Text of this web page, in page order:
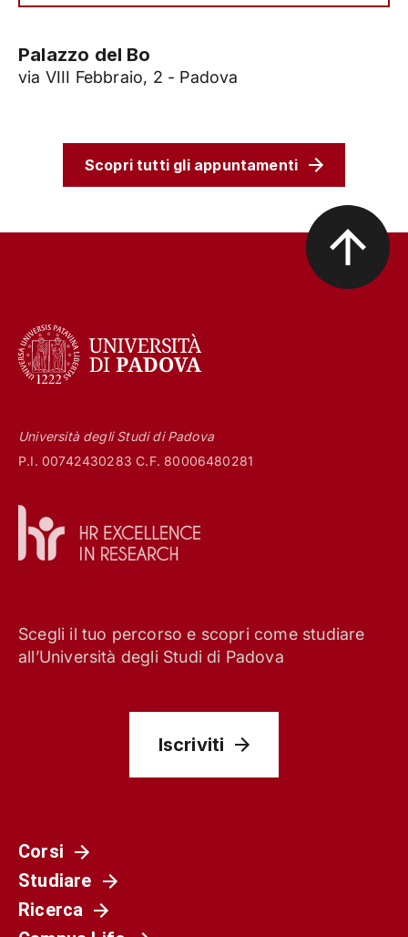
Palazzo del Bo
via VIII Febbraio, 2 - Padova
Scopri tutti gli appuntamenti
Università degli Studi di Padova
P.I. 00742430283 C.F. 80006480281
Scegli il tuo percorso e scopri come studiare
all’Università degli Studi di Padova
Iscriviti
Corsi
Studiare
Ricerca